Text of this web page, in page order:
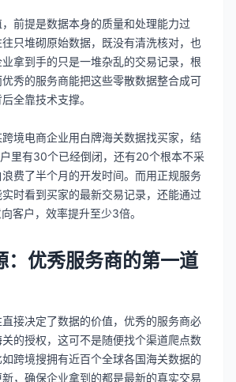
前提是数据本身的质量和处理能力过
只堆砌原始数据，既没有清洗核对，也
拿到手的只是一堆杂乱的交易记录，根
秀的服务商能把这些零散数据整合成可
全靠技术支撑。
境电商企业用白牌海关数据找买家，结
里有30个已经倒闭，还有20个根本不采
费了半个月的开发时间。而用正规服务
时看到买家的最新交易记录，还能通过
客户，效率提升至少3倍。
：优秀服务商的第一道
接决定了数据的价值，优秀的服务商必
的授权，这可不是随便找个渠道爬点数
跨境搜拥有近百个全球各国海关数据的
，确保企业拿到的都是最新的真实交易